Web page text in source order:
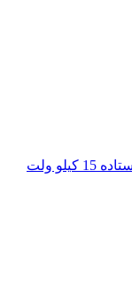
استابلایزر تکفاز سروو موتوری ایستاده 15 کیلو ولت